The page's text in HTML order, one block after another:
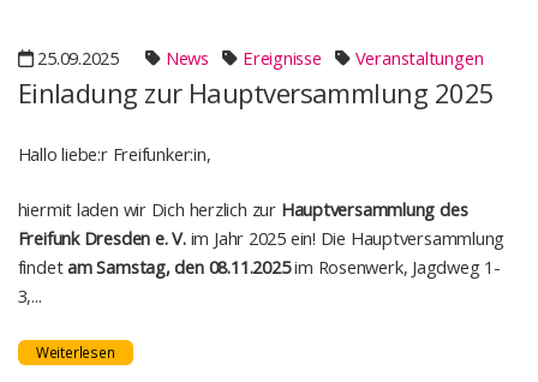
25.09.2025 News Ereignisse Veranstaltungen
Einladung zur Hauptversammlung 2025
Hallo liebe:r Freifunker:in,
hiermit laden wir Dich herzlich zur Hauptversammlung des
Freifunk Dresden e. V.im Jahr 2025 ein! Die Hauptversammlung
findetam Samstag, den 08.11.2025im Rosenwerk, Jagdweg 1-
3,...
Weiterlesen